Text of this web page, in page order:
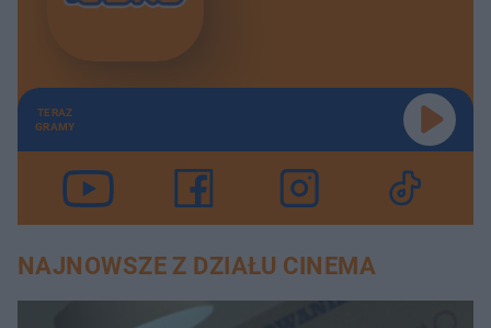
TERAZ
GRAMY
NAJNOWSZE Z DZIAŁU CINEMA